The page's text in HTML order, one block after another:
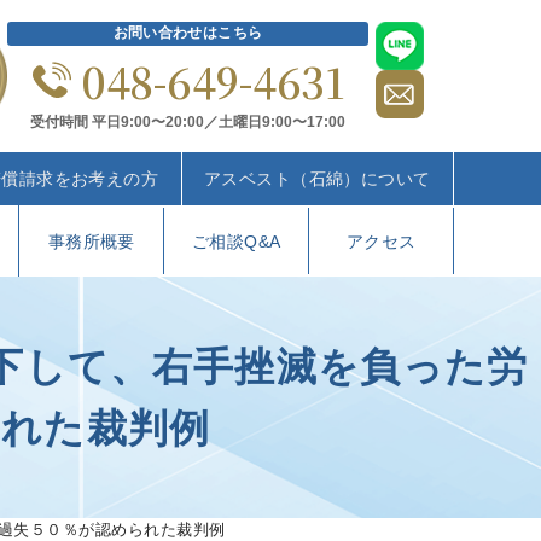
お問い合わせはこちら
048-649-4631
受付時間 平日9:00〜20:00／土曜日9:00〜17:00
請求をお考えの方 アスベスト（石綿）について
事務所概要 ご相談Q&A アクセス
して、右手挫滅を負った労
た裁判例
失５０％が認められた裁判例